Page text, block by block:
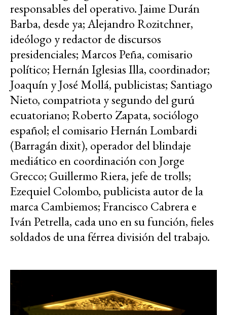
responsables del operativo. Jaime Durán
Barba, desde ya; Alejandro Rozitchner,
ideólogo y redactor de discursos
presidenciales; Marcos Peña, comisario
político; Hernán Iglesias Illa, coordinador;
Joaquín y José Mollá, publicistas; Santiago
Nieto, compatriota y segundo del gurú
ecuatoriano; Roberto Zapata, sociólogo
español; el comisario Hernán Lombardi
(Barragán dixit), operador del blindaje
mediático en coordinación con Jorge
Grecco; Guillermo Riera, jefe de trolls;
Ezequiel Colombo, publicista autor de la
marca Cambiemos; Francisco Cabrera e
Iván Petrella, cada uno en su función, fieles
soldados de una férrea división del trabajo.